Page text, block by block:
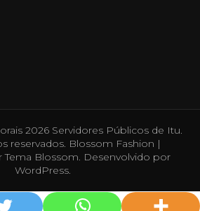
2026 Servidores Públicos de Itu
reservados. Blossom Fashion |
Tema Blossom . Desenvolvido por
WordPress